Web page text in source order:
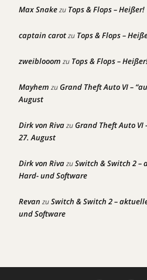
Max Snakezu Tops & Flops – Heißer!
captain carotzu Tops & Flops –
zweiblooom zu Tops & Flops –
Mayhem zuGrand Theft Auto VI –
August
Dirk von RivazuGrand Theft Auto VI
27. August
Dirk von RivazuSwitch & Switch 2 –
Hard- und Software
Revan zuSwitch & Switch 2 –
und Software